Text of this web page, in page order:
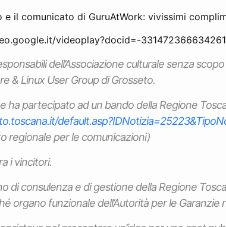
e il comunicato di GuruAtWork: vivissimi
videoplay?docid=-
dell’Associazione culturale senza
& Linux User Group di Grosseto.
ha partecipato ad un bando della Regione
regionale per le comunicazioni)
i vincitori.
di consulenza e di gestione della Regione
organo funzionale dell’Autorità per le Garanzie